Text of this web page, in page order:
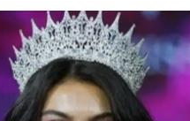
Giresun
Gümüşhane
Hakkari